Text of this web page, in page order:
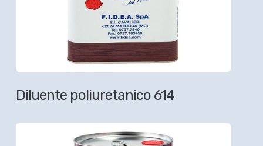
Diluente poliuretanico 614